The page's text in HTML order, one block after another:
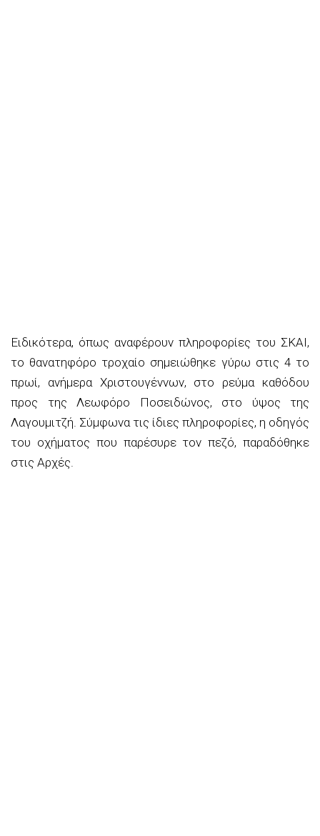
Ειδικότερα, όπως αναφέρουν πληροφορίες του ΣΚΑΙ,
το θανατηφόρο τροχαίο σημειώθηκε γύρω στις 4 το
πρωί, ανήμερα Χριστουγέννων, στο ρεύμα καθόδου
προς της Λεωφόρο Ποσειδώνος, στο ύψος της
Λαγουμιτζή. Σύμφωνα τις ίδιες πληροφορίες, η οδηγός
του οχήματος που παρέσυρε τον πεζό, παραδόθηκε
στις Αρχές.